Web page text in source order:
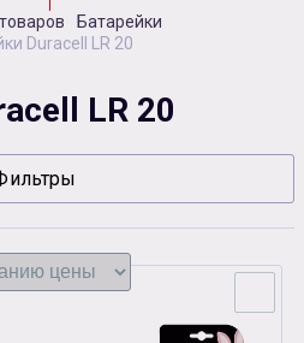
Альбомы
Карты памяти
Зарядные устройства
Батарейки
Duracell LR 20
LR 20